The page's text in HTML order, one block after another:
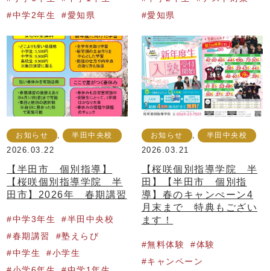
中学2年生
愛知県
愛知県
お知らせ , 半田中央校
2026.03.22
【半田市 個別指導】
【桜咲個別指導学院 半
田市】2026年 春期講習
中学3年生
半田中央校
春期講習
塾えらび
中学生
小学生
お知らせ , 半田中央校
2026.03.21
【桜咲個別指導学院 半
田】【半田市 個別指
導】春のキャンぺーン4
月末まで 特典もござい
ます！
無料体験
体験
キャンペーン